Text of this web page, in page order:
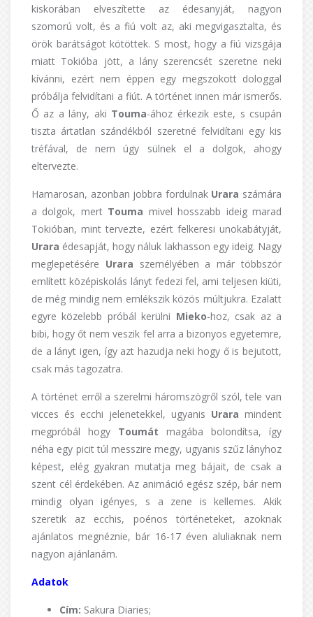
kiskorában elveszítette az édesanyját, nagyon
szomorú volt, és a fiú volt az, aki megvigasztalta, és
örök barátságot kötöttek. S most, hogy a fiú vizsgája
miatt Tokióba jött, a lány szerencsét szeretne neki
kívánni, ezért nem éppen egy megszokott dologgal
próbálja felvidítani a fiút. A történet innen már ismerős.
Ő az a lány, aki Touma-ához érkezik este, s csupán
tiszta ártatlan szándékból szeretné felvidítani egy kis
tréfával, de nem úgy sülnek el a dolgok, ahogy
eltervezte.
Hamarosan, azonban jobbra fordulnak Urara számára
a dolgok, mert Touma mivel hosszabb ideig marad
Tokióban, mint tervezte, ezért felkeresi unokabátyját,
Urara édesapját, hogy náluk lakhasson egy ideig. Nagy
meglepetésére Urara személyében a már többször
említett középiskolás lányt fedezi fel, ami teljesen kiüti,
de még mindig nem emlékszik közös múltjukra. Ezalatt
egyre közelebb próbál kerülni Mieko-hoz, csak az a
bibi, hogy őt nem veszik fel arra a bizonyos egyetemre,
de a lányt igen, így azt hazudja neki hogy ő is bejutott,
csak más tagozatra.
A történet erről a szerelmi háromszögről szól, tele van
vicces és ecchi jelenetekkel, ugyanis Urara mindent
megpróbál hogy Toumát magába bolondítsa, így
néha egy picit túl messzire megy, ugyanis szűz lányhoz
képest, elég gyakran mutatja meg bájait, de csak a
szent cél érdekében. Az animáció egész szép, bár nem
mindig olyan igényes, s a zene is kellemes. Akik
szeretik az ecchis, poénos történeteket, azoknak
ajánlatos megnéznie, bár 16-17 éven aluliaknak nem
nagyon ajánlanám.
Adatok
Cím: Sakura Diaries;